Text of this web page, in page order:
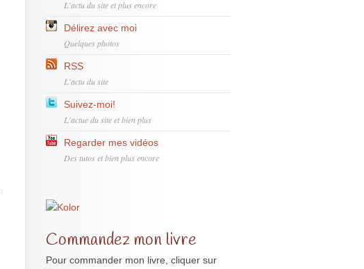
L'actu du site et plus encore
Délirez avec moi
Quelques photos
RSS
L'actu du site
Suivez-moi!
L'actue du site et bien plus
Regarder mes vidéos
Des tutos et bien plus encore
Commandez mon livre
Pour commander mon livre, cliquer sur